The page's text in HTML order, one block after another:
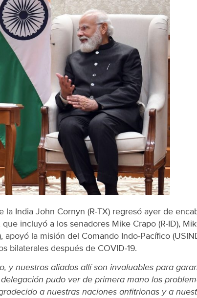
India John Cornyn (R-TX) regresó ayer de
incluyó a los senadores Mike Crapo (R-ID),
apoyó la misión del Comando Indo-Pacífico
bilaterales después de COVID-19.
y nuestros aliados allí son invaluables para
delegación pudo ver de primera mano los
a nuestras naciones anfitrionas y a